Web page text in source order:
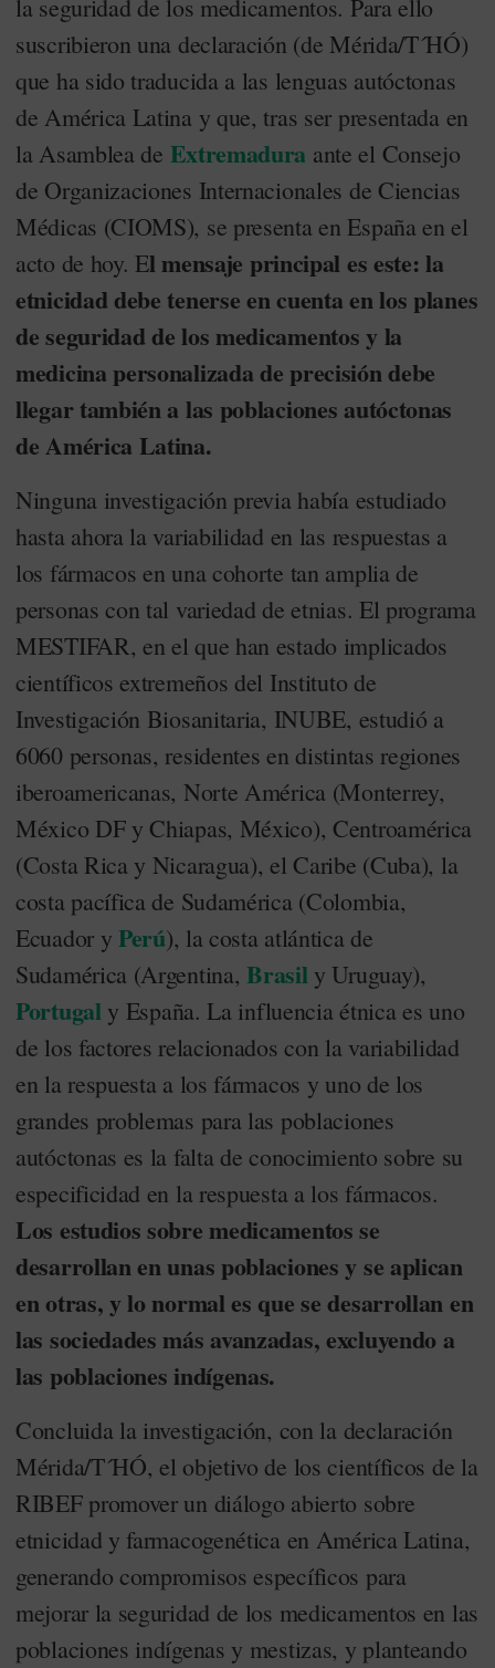
la seguridad de los medicamentos. Para ello
suscribieron una declaración (de Mérida/T´HÓ)
que ha sido traducida a las lenguas autóctonas
de América Latina y que, tras ser presentada en
la Asamblea de Extremadura ante el Consejo
de Organizaciones Internacionales de Ciencias
Médicas (CIOMS), se presenta en España en el
acto de hoy. El mensaje principal es este: la
etnicidad debe tenerse en cuenta en los planes
de seguridad de los medicamentos y la
medicina personalizada de precisión debe
llegar también a las poblaciones autóctonas
de América Latina.
Ninguna investigación previa había estudiado
hasta ahora la variabilidad en las respuestas a
los fármacos en una cohorte tan amplia de
personas con tal variedad de etnias. El programa
MESTIFAR, en el que han estado implicados
científicos extremeños del Instituto de
Investigación Biosanitaria, INUBE, estudió a
6060 personas, residentes en distintas regiones
iberoamericanas, Norte América (Monterrey,
México DF y Chiapas, México), Centroamérica
(Costa Rica y Nicaragua), el Caribe (Cuba), la
costa pacífica de Sudamérica (Colombia,
Ecuador y Perú), la costa atlántica de
Sudamérica (Argentina,Brasily Uruguay),
Portugaly España. La influencia étnica es uno
de los factores relacionados con la variabilidad
en la respuesta a los fármacos y uno de los
grandes problemas para las poblaciones
autóctonas es la falta de conocimiento sobre su
especificidad en la respuesta a los fármacos.
Los estudios sobre medicamentos se
desarrollan en unas poblaciones y se aplican
en otras, y lo normal es que se desarrollan en
las sociedades más avanzadas, excluyendo a
las poblaciones indígenas.
Concluida la investigación, con la declaración
Mérida/T´HÓ, el objetivo de los científicos de la
RIBEF promover un diálogo abierto sobre
etnicidad y farmacogenética en América Latina,
generando compromisos específicos para
mejorar la seguridad de los medicamentos en las
poblaciones indígenas y mestizas, y planteando